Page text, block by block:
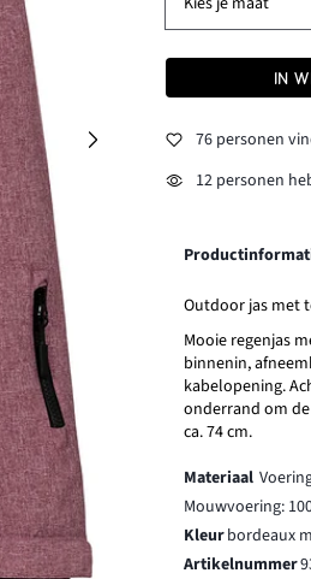
IN
76 personen
12 personen
Outdoor jas met
Mooie regenjas
binnenin,
kabelopening.
onderrand om
ca. 74 cm.
Materiaal
Mouwvoering:
Kleurbordeaux
Artikelnummer